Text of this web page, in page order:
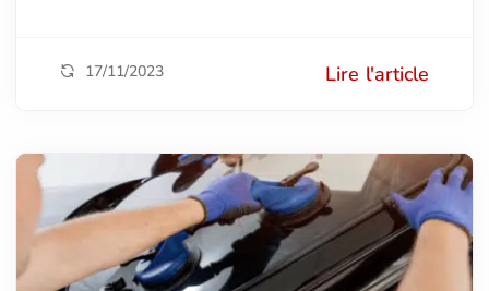
17/11/2023 Lire l'article